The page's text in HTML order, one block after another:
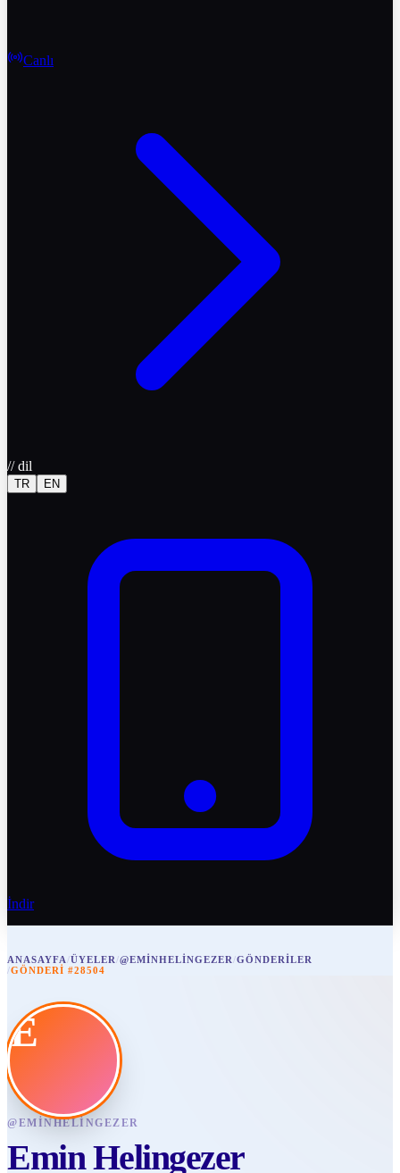
Canlı
//dil
TR EN
İndir
ANASAYFA/ÜYELER/@EMINHELINGEZER/GÖNDERILER
/GÖNDERI #28504
E
@EMINHELINGEZER
Emin Helingezer